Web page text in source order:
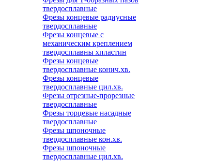
твердосплавные
Фрезы концевые радиусные
твердосплавные
Фрезы концевые с
механическим креплением
твердосплавны хпластин
Фрезы концевые
твердосплавные конич.хв.
Фрезы концевые
твердосплавные цил.хв.
Фрезы отрезные-прорезные
твердосплавные
Фрезы торцевые насадные
твердосплавные
Фрезы шпоночные
твердосплавные кон.хв.
Фрезы шпоночные
твердосплавные цил.хв.